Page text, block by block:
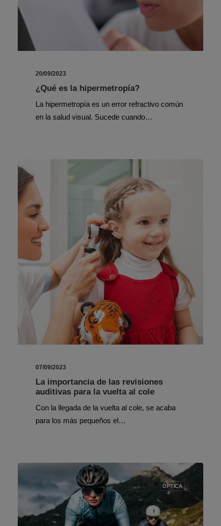
20/09/2023
¿Qué es la hipermetropía?
La hipermetropía es un error refractivo común
en la salud visual. Sucede cuando…
07/09/2023
La importancia de las revisiones
auditivas para la vuelta al cole
Con la llegada de la vuelta al cole, se acaba
para los más pequeños el…
ÓPTICA